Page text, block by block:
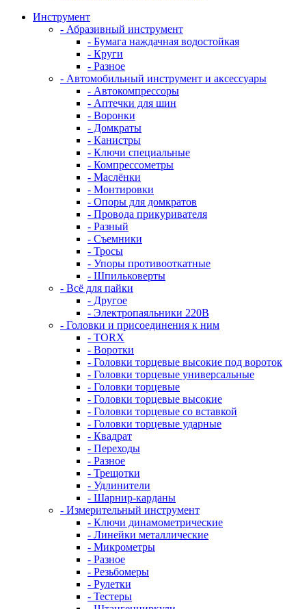
Инструмент
- Абразивный инструмент
- Бумага наждачная водостойкая
- Круги
- Разное
- Автомобильный инструмент и аксессуары
- Автокомпрессоры
- Аптечки для шин
- Воронки
- Домкраты
- Канистры
- Ключи специальные
- Компрессометры
- Маслёнки
- Монтировки
- Опоры для домкратов
- Провода прикуривателя
- Разный
- Съемники
- Тросы
- Упоры противооткатные
- Шпильковерты
- Всё для пайки
- Другое
- Электропаяльники 220В
- Головки и присоединения к ним
- TORX
- Воротки
- Головки торцевые высокие под вороток
- Головки торцевые универсальные
- Головки торцевые
- Головки торцевые высокие
- Головки торцевые со вставкой
- Головки торцевые ударные
- Квадрат
- Переходы
- Разное
- Трещотки
- Удлинители
- Шарнир-карданы
- Измерительный инструмент
- Ключи динамометрические
- Линейки металлические
- Микрометры
- Разное
- Резьбомеры
- Рулетки
- Тестеры